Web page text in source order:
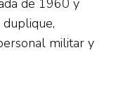
de 1960 y
militar y